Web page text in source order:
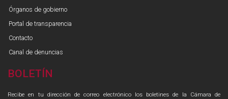
Órganos de gobierno
Portal de transparencia
Contacto
Canal de denuncias
BOLETÍN
Recibe en tu dirección de correo electrónico los boletines de la Cámara de